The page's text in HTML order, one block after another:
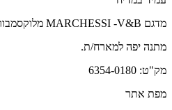
מדגם MARCHESSI -V&B מלוקסמבורג
מתנה יפה למארח/ת.
מק"ט: 6354-0180
מפת אתר